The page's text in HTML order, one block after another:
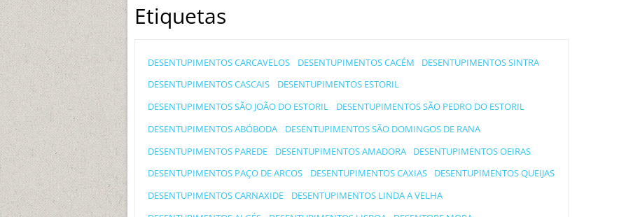
Etiquetas
DESENTUPIMENTOS CARCAVELOS DESENTUPIMENTOS CACÉM
DESENTUPIMENTOS SINTRA
DESENTUPIMENTOS CASCAIS
DESENTUPIMENTOS ESTORIL
DESENTUPIMENTOS SÃO JOÃO DO ESTORIL
DESENTUPIMENTOS SÃO PEDRO DO ESTORIL
DESENTUPIMENTOS ABÓBODA
DESENTUPIMENTOS SÃO DOMINGOS DE RANA
DESENTUPIMENTOS PAREDE
DESENTUPIMENTOS AMADORA
DESENTUPIMENTOS OEIRAS
DESENTUPIMENTOS PAÇO DE ARCOS
DESENTUPIMENTOS CAXIAS
DESENTUPIMENTOS QUEIJAS
DESENTUPIMENTOS CARNAXIDE
DESENTUPIMENTOS LINDA A VELHA